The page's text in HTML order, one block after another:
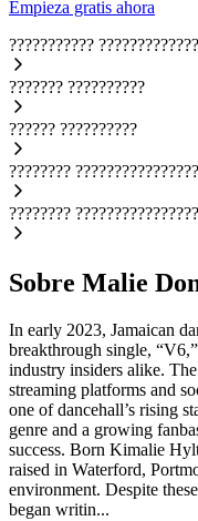
Empieza gratis ahora
???????????
??????? ??????????
?????? ??????????
????????
????????
Sobre Malie
In early 2023, Jamaican
breakthrough single,
industry insiders alike.
streaming platforms and
one of dancehall’s rising
genre and a growing
success. Born Kimalie
raised in Waterford,
environment. Despite
began writin...